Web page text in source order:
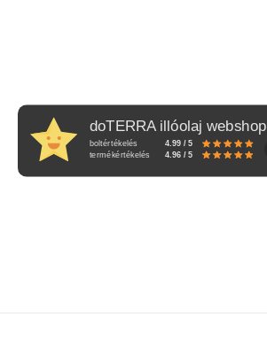
doTERRA illóolaj webshop
boltértékelés
4.99 / 5
termékértékelés
4.96 / 5